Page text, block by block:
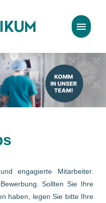
engagierte Mitarbeiter.
Sollten Sie Ihre
haben, legen Sie bitte Ihre